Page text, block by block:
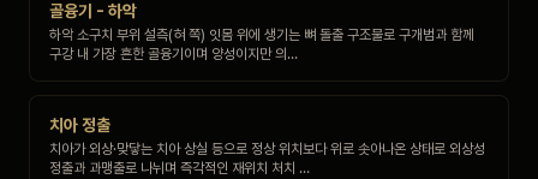
골융기 - 하악
하악 소구치 부위 설측(혀 쪽) 잇몸 위에 생기는 뼈 돌출 구조물로 구개범과 함께
구강 내 가장 흔한 골융기이며 양성이지만 의…
치아 정출
치아가 외상·맞닿는 치아 상실 등으로 정상 위치보다 위로 솟아나온 상태로 외상성
정출과 과맹출로 나뉘며 즉각적인 재위치 처치 …